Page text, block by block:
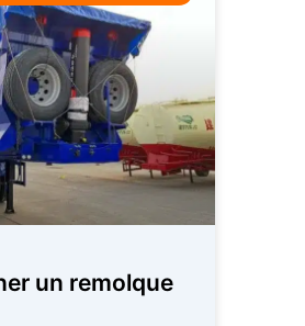
un remolque